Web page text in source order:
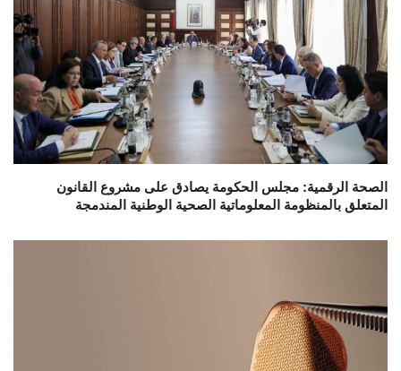
الصحة الرقمية: مجلس الحكومة يصادق على مشروع القانون
المتعلق بالمنظومة المعلوماتية الصحية الوطنية المندمجة